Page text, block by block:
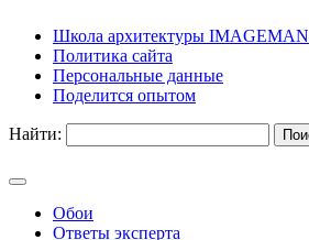
Школа архитектуры IMAGEMAN
Политика сайта
Персональные данные
Поделится опытом
Найти:
Обои
Ответы эксперта